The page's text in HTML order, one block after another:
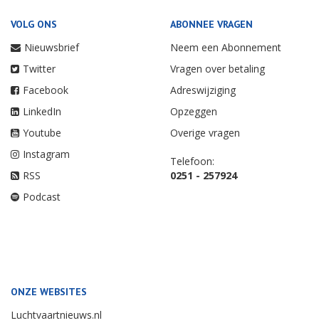
VOLG ONS
Nieuwsbrief
Twitter
Facebook
LinkedIn
Youtube
Instagram
RSS
Podcast
ABONNEE VRAGEN
Neem een Abonnement
Vragen over betaling
Adreswijziging
Opzeggen
Overige vragen
Telefoon:
0251 - 257924
ONZE WEBSITES
Luchtvaartnieuws.nl